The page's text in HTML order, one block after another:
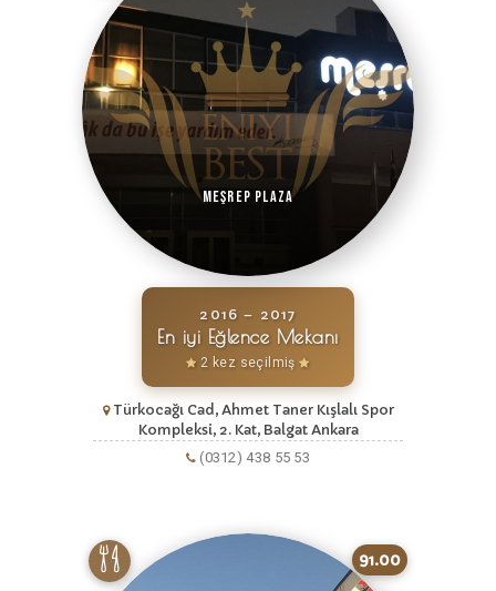
Meşrep Plaza
2016 – 2017
En iyi Eğlence Mekanı
2 kez seçilmiş
Türkocağı Cad, Ahmet Taner Kışlalı Spor
Kompleksi, 2. Kat, Balgat Ankara
(0312) 438 55 53
91.00